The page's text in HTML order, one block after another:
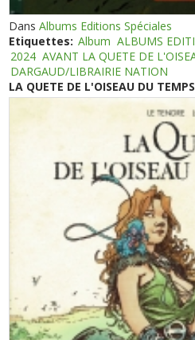
DansAlbums Editions Spéciales
Etiquettes: Album ALBUMS
2024 AVANT LA QUETE DE
DARGAUD/LIBRAIRIE NATION
LA QUETE DE L'OISEAU DU